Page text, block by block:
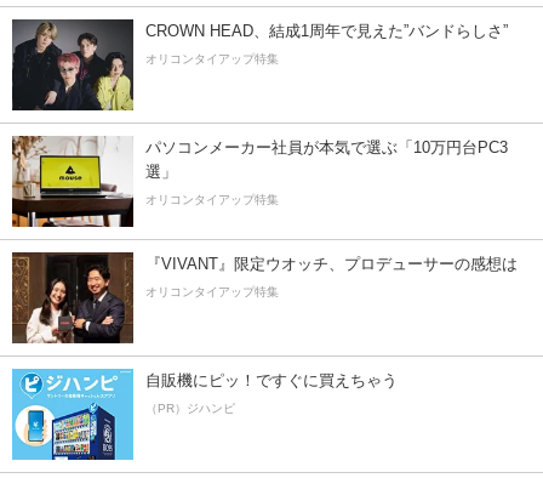
CROWN HEAD、結成1周年で見えた”バンドらしさ”
オリコンタイアップ特集
パソコンメーカー社員が本気で選ぶ「10万円台PC3
選」
オリコンタイアップ特集
『VIVANT』限定ウオッチ、プロデューサーの感想は
オリコンタイアップ特集
自販機にピッ！ですぐに買えちゃう
（PR）ジハンピ